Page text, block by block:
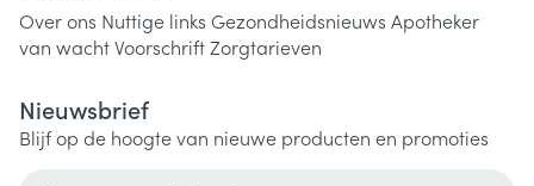
Over ons Nuttige links Gezondheidsnieuws Apotheker
van wachtVoorschriftZorgtarieven
Nieuwsbrief
Blijf op de hoogte van nieuwe producten en promoties